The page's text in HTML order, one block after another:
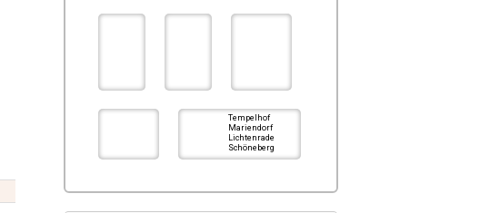
Tempelhof
Mariendorf
Lichtenrade
Schöneberg